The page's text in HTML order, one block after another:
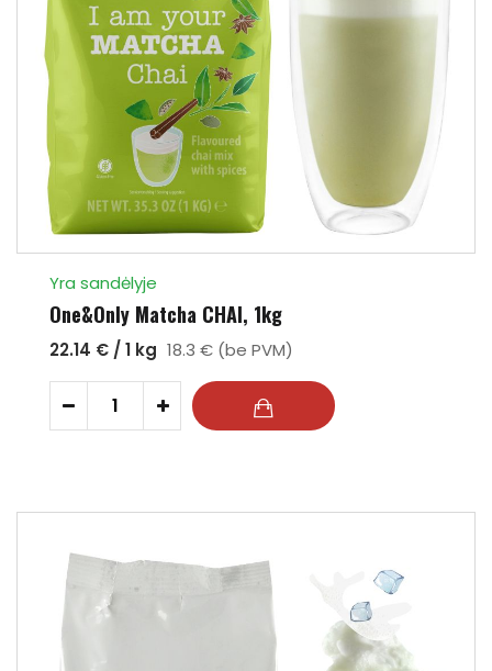
Yra sandėlyje
One&Only Matcha CHAI, 1kg
22.14 € / 1 kg 18.3 € (be PVM)
- +